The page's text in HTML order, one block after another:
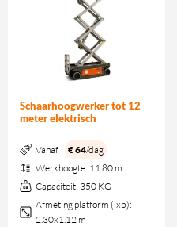
Schaarhoogwerker tot 12
meter elektrisch
Vanaf € 64/dag
Werkhoogte: 11.80 m
Capaciteit: 350 KG
Afmeting platform (lxb):
2.30x1.12 m